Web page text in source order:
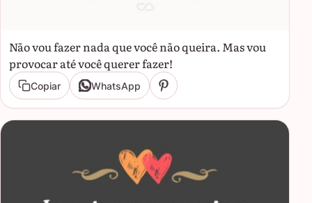
Não vou fazer nada que você não queira. Mas vou
provocar até você querer fazer!
Copiar WhatsApp